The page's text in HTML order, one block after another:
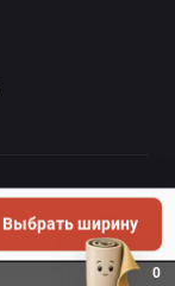
0
Выбрать ширину